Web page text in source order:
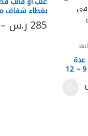
على صفحة المنتج
مقاسات 2 – 3 – 4 – 7 – 9 – 12
نطاق السعر: من ⁦80 ر.س⁩ خلال ⁦220 ر.س⁩
لهذا المنتج. يمكن
بغطاء شفاف
125 – 235 مل
285 ر.س –هناك العديد